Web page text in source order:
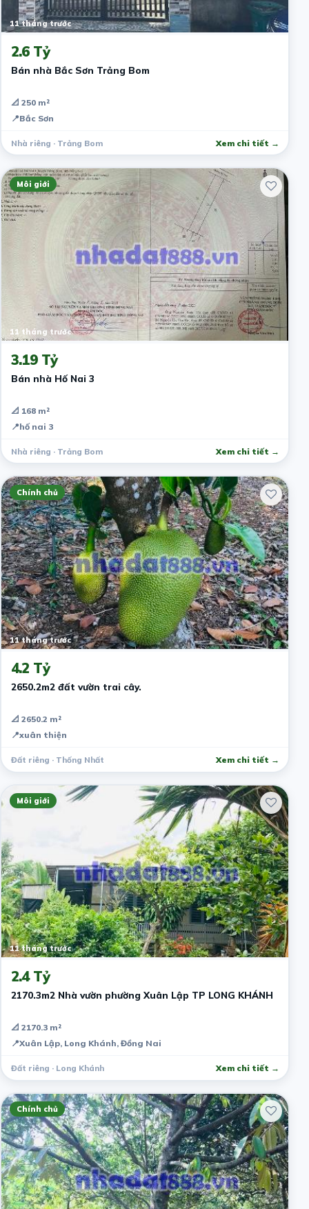
11 tháng trước
2.6 Tỷ
Bán nhà Bắc Sơn Trảng Bom
📐 250 m²
📍Bắc Sơn
Nhà riêng · Trảng Bom Xem chi tiết →
Môi giới
11 tháng trước
3.19 Tỷ
Bán nhà Hố Nai 3
📐 168 m²
📍hố nai 3
Nhà riêng · Trảng Bom Xem chi tiết →
Chính chủ
11 tháng trước
4.2 Tỷ
2650.2m2 đất vườn trai cây.
📐 2650.2 m²
📍xuân thiện
Đất riêng · Thống Nhất Xem chi tiết →
Môi giới
11 tháng trước
2.4 Tỷ
2170.3m2 Nhà vườn phường Xuân Lập TP LONG KHÁNH
📐 2170.3 m²
📍Xuân Lập, Long Khánh, Đồng Nai
Đất riêng · Long Khánh Xem chi tiết →
Chính chủ